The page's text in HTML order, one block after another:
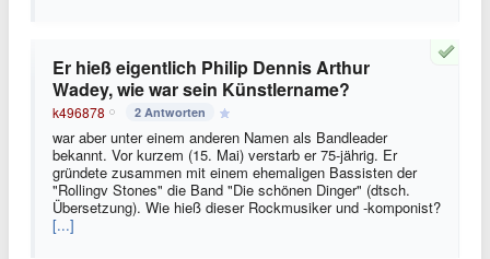
Er hieß eigentlich Philip Dennis Arthur
Wadey, wie war sein Künstlername?
k496878 2 Antworten
war aber unter einem anderen Namen als Bandleader
bekannt. Vor kurzem (15. Mai) verstarb er 75-jährig. Er
gründete zusammen mit einem ehemaligen Bassisten der
"Rollingv Stones" die Band "Die schönen Dinger" (dtsch.
Übersetzung). Wie hieß dieser Rockmusiker und -komponist?
[...]